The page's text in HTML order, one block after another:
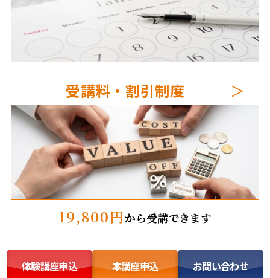
受講料・割引制度
19,800円から受講できます
体験講座申込 本講座申込 お問い合わせ